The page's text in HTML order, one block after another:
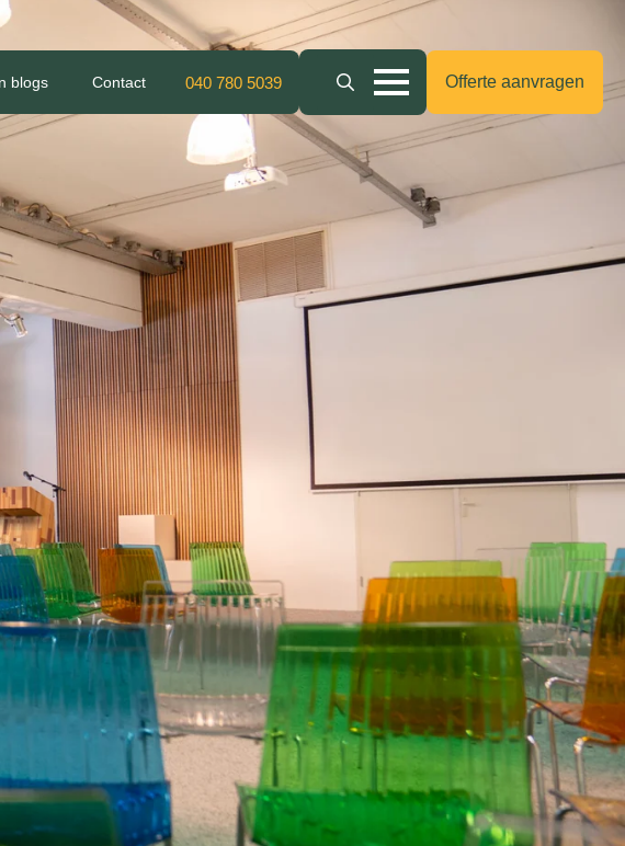
blogs Contact 040 780 5039
Search
for:
Offerte aanvragen